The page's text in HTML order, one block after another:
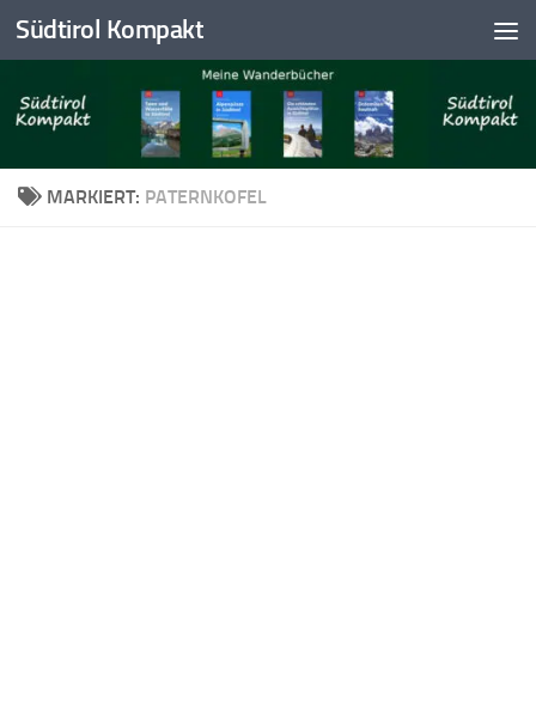
Skip to content
Südtirol Kompakt
MARKIERT: PATERNKOFEL